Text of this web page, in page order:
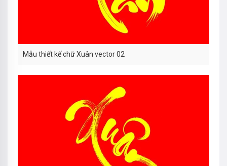
Mẫu thiết kế chữ Xuân vector 02